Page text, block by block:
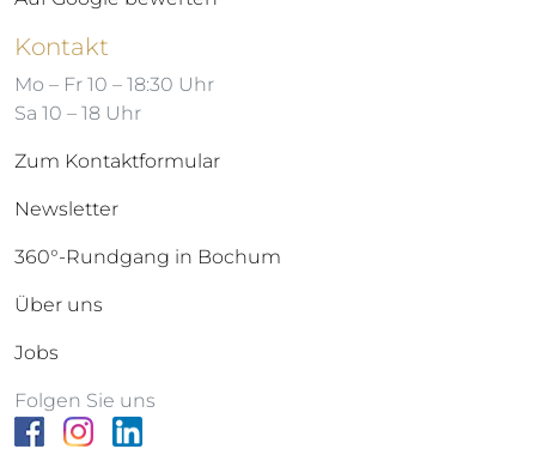
Kontakt
Mo – Fr 10 – 18:30 Uhr
Sa 10 – 18 Uhr
Zum Kontaktformular
Newsletter
360°-Rundgang in Bochum
Über uns
Jobs
Folgen Sie uns